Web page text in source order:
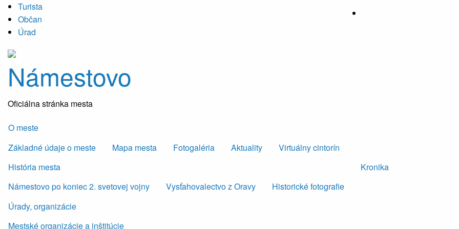
Turista
Občan
Úrad
Námestovo
Oficiálna stránka mesta
O meste
Základné údaje o meste
Mapa mesta Fotogaléria Aktuality
Virtuálny cintorín
História mesta
Námestovo po koniec 2. svetovej vojny
Vysťahovalectvo z Oravy Historické fotografie
Kronika
Úrady, organizácie
Mestské organizácie a inštitúcie